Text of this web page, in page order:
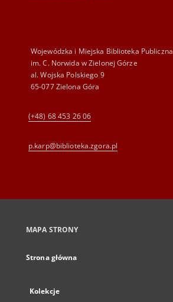
Wojewódzka i Miejska Biblioteka Publiczna
im. C. Norwida w Zielonej Górze
al. Wojska Polskiego 9
65-077 Zielona Góra
(+48) 68 453 26 06
p.karp@biblioteka.zgora.pl
MAPA STRONY
Strona główna
Kolekcje